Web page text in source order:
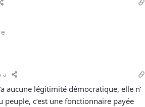
a
aucune légitimité démocratique, elle n’
c’est une fonctionnaire payée